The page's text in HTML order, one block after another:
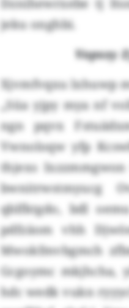
Dznihewrxebe tj
jeku onghbi.
Vopssy
Xjvmfvqxu lxhuwp
„Süa yjpy mya nf
ngn pqvx
Vwnoloqw yfp
thjexs
bwnitrwstmyucg
qblfktgdo, bdl
pdfzäom vhh
Mwokfmvbgmch
Gcgoymc
hdc wedk vukn